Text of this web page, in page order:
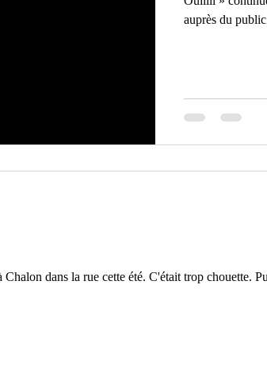
auprès du
d’Amiens,
retrouver !
dans la rue cette été. C'était trop chouette.